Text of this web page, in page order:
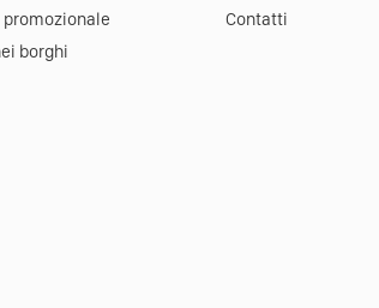
borghi
Contatti